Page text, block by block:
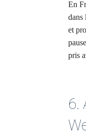
En
dans
et
pris
6.